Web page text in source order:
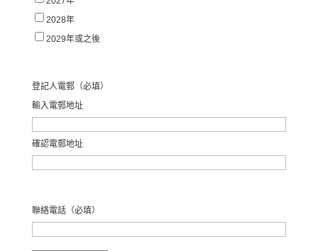
2028年
2029年或之後
登記人電郵（必填）
輸入電郵地址
確認電郵地址
聯絡電話（必填）